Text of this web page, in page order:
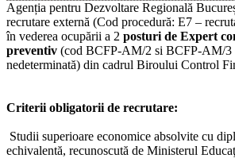
Agenția pentru Dezvoltare Regională
recrutare externă (Cod procedură: E7 –
în vederea ocupării a 2 posturi de Expert
preventiv (cod BCFP-AM/2 si BCFP-AM/3
nedeterminată) din cadrul Biroului Control
Criterii obligatorii de recrutare:
Studii superioare economice absolvite cu
echivalentă, recunoscută de Ministerul